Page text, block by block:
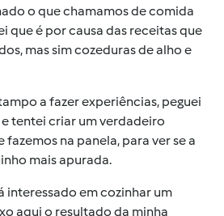
o que chamamos de comida
que é por causa das receitas que
mas sim cozeduras de alho e
a fazer experiências, peguei
tentei criar um verdadeiro
fazemos na panela, para ver se a
mais apurada.
interessado em cozinhar um
aqui o resultado da minha